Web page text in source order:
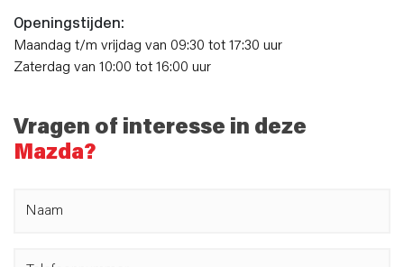
Openingstijden:
Maandag t/m vrijdag van 09:30 tot 17:30 uur
Zaterdag van 10:00 tot 16:00 uur
Vragen of interesse in deze
Mazda?